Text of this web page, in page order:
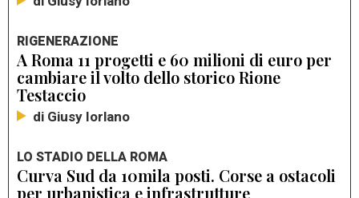
RIGENERAZIONE
A Roma 11 progetti e 60 milioni di euro per
cambiare il volto dello storico Rione
Testaccio
di Giusy Iorlano
LO STADIO DELLA ROMA
Curva Sud da 10mila posti. Corse a ostacoli
per urbanistica e infrastrutture